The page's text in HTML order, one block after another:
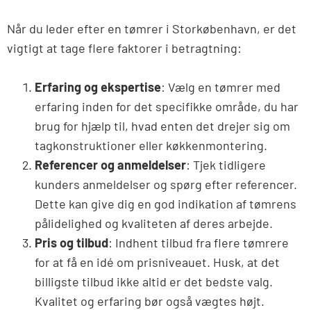
Når du leder efter en tømrer i Storkøbenhavn, er det
vigtigt at tage flere faktorer i betragtning:
Erfaring og ekspertise: Vælg en tømrer med
erfaring inden for det specifikke område, du har
brug for hjælp til, hvad enten det drejer sig om
tagkonstruktioner eller køkkenmontering.
Referencer og anmeldelser: Tjek tidligere
kunders anmeldelser og spørg efter referencer.
Dette kan give dig en god indikation af tømrens
pålidelighed og kvaliteten af deres arbejde.
Pris og tilbud: Indhent tilbud fra flere tømrere
for at få en idé om prisniveauet. Husk, at det
billigste tilbud ikke altid er det bedste valg.
Kvalitet og erfaring bør også vægtes højt.